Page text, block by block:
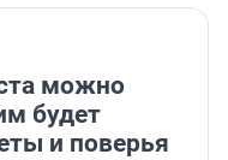
можно
будет
и поверья